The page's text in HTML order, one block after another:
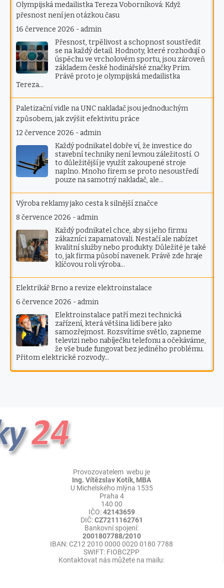
Olympijská medailistka Tereza Voborníková: Když
přesnost není jen otázkou času
16 července 2026 - admin
Přesnost, trpělivost a schopnost soustředit
se na každý detail. Hodnoty, které rozhodují o
úspěchu ve vrcholovém sportu, jsou zároveň
základem české hodinářské značky Prim.
Právě proto je olympijská medailistka
Tereza…
Paletizační vidle na UNC nakladač jsou jednoduchým
způsobem, jak zvýšit efektivitu práce
12 července 2026 - admin
Každý podnikatel dobře ví, že investice do
stavební techniky není levnou záležitostí. O
to důležitější je využít zakoupené stroje
naplno. Mnoho firem se proto nesoustředí
pouze na samotný nakladač, ale…
Výroba reklamy jako cesta k silnější značce
8 července 2026 - admin
Každý podnikatel chce, aby si jeho firmu
zákazníci zapamatovali. Nestačí ale nabízet
kvalitní služby nebo produkty. Důležité je také
to, jak firma působí navenek. Právě zde hraje
klíčovou roli výroba…
Elektrikář Brno a revize elektroinstalace
6 července 2026 - admin
Elektroinstalace patří mezi technická
zařízení, která většina lidí bere jako
samozřejmost. Rozsvítíme světlo, zapneme
televizi nebo nabíječku telefonu a očekáváme,
že vše bude fungovat bez jediného problému.
Přitom elektrické rozvody…
Provozovatelem webu je
Ing. Vítězslav Kotík, MBA
U Michelského mlýna 1535
Praha 4
140 00
IČO:42143659
DIČ:CZ7211162761
Bankovní spojení:
2001807788/2010
IBAN: CZ12 2010 0000 0020 0180 7788
SWIFT: FIOBCZPP
Kontaktovat nás můžete na mailu: